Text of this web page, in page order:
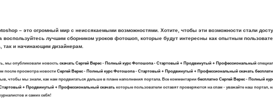
– это огромный мир с неиссякаемыми возможностями. Хотите, чтобы эти возможности стали
воспользуйтесь лучшим сборником уроков фотошоп, которые будут интересны как опытным
так и начинающим дизайнерам.
мы опубликовали новость скачать Сергей Верес - Полный курс Фотошопа - Стартовый + Продвинутый + Профессиональный
после просмотра новости Сергей Верес - Полный курс Фотошопа - Стартовый + Продвинутый + Профессиональный скачать
чтобы мы знали, как нам продвигаться дальше в плане наполнения портала. Все комментарии бесплатно Сергей Верес - Полный
+ Продвинутый + Профессиональный скачать которые пользователи оставят проверяются на спам - уважайте наш портал,
и самих себя!